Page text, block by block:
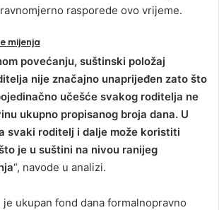
rasporede ovo vrijeme.
mijenja
povećanju, suštinski položaj
nije značajno unaprijeđen zato što
učešće svakog roditelja ne
ukupno propisanog broja dana. U
svaki roditelj i dalje može koristiti
je u suštini na nivou ranijeg
“, navode u analizi.
je ukupan fond dana formalnopravno